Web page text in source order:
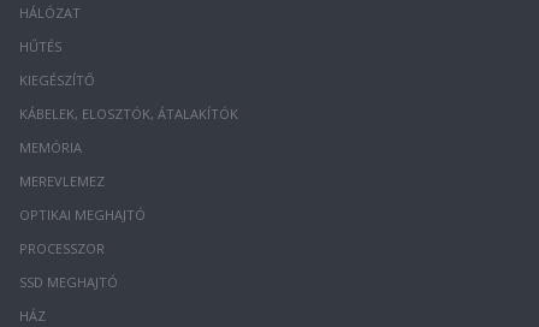
HÁLÓZAT
HŰTÉS
KIEGÉSZÍTŐ
KÁBELEK, ELOSZTÓK, ÁTALAKÍTÓK
MEMÓRIA
MEREVLEMEZ
OPTIKAI MEGHAJTÓ
PROCESSZOR
SSD MEGHAJTÓ
HÁZ